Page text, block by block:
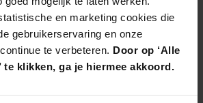
en marketing cookies die
gebruikerservaring en onze
te verbeteren. Door op ‘Alle
te klikken, ga je hiermee akkoord.